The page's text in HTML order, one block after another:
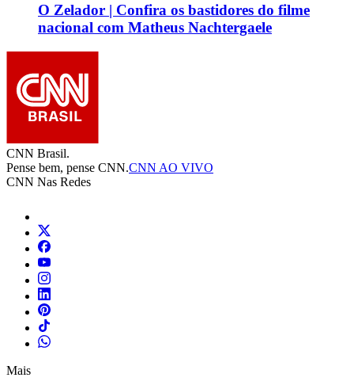
O Zelador | Confira os bastidores do filme
nacional com Matheus Nachtergaele
CNN Brasil.
Pense bem, pense CNN.CNN AO VIVO
CNN Nas Redes
Mais